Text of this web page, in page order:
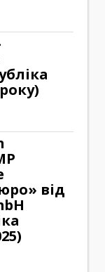
від